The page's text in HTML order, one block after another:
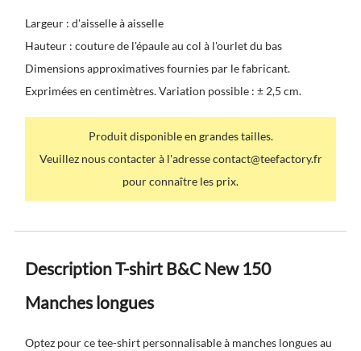
Largeur : d'aisselle à aisselle
Hauteur : couture de l'épaule au col à l'ourlet du bas
Dimensions approximatives fournies par le fabricant.
Exprimées en centimètres. Variation possible : ± 2,5 cm.
Produit disponible en grandes tailles.
Veuillez nous contacter à l'adresse contact@teefactory.fr
pour connaître les prix.
Description T-shirt B&C New 150
Manches longues
Optez pour cetee-shirt personnalisable à manches longuesau